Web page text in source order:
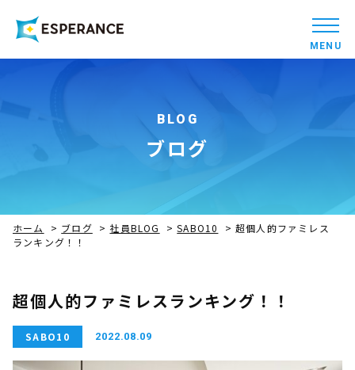
MENU
BLOG
ブログ
ホーム > ブログ > 社員BLOG >SABO10 >超個人的ファミレス
ランキング！！
超個人的ファミレスランキング！！
SABO10 2022.08.09